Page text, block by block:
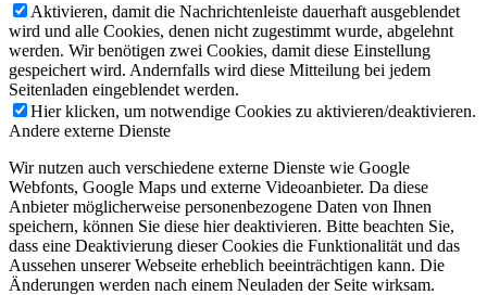
Aktivieren, damit die Nachrichtenleiste dauerhaft ausgeblendet
wird und alle Cookies, denen nicht zugestimmt wurde, abgelehnt
werden. Wir benötigen zwei Cookies, damit diese Einstellung
gespeichert wird. Andernfalls wird diese Mitteilung bei jedem
Seitenladen eingeblendet werden.
Hier klicken, um notwendige Cookies zu aktivieren/deaktivieren.
Andere externe Dienste
Wir nutzen auch verschiedene externe Dienste wie Google
Webfonts, Google Maps und externe Videoanbieter. Da diese
Anbieter möglicherweise personenbezogene Daten von Ihnen
speichern, können Sie diese hier deaktivieren. Bitte beachten Sie,
dass eine Deaktivierung dieser Cookies die Funktionalität und das
Aussehen unserer Webseite erheblich beeinträchtigen kann. Die
Änderungen werden nach einem Neuladen der Seite wirksam.